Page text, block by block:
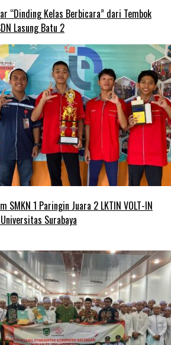
“Dinding Kelas Berbicara” dari Tembok
Lasung Batu 2
SMKN 1 Paringin Juara 2 LKTIN VOLT-IN
Surabaya